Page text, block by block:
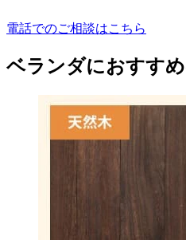
電話でのご相談はこちら
ベランダにおすす